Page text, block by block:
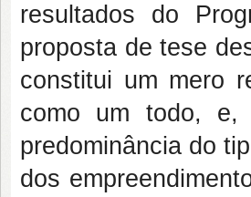
resultados do
proposta de tese
constitui um mero
como um todo, e,
predominância do
dos